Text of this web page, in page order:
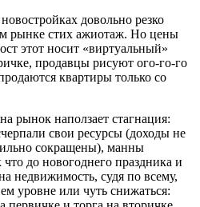
довольно резко
рынке стих ажиотаж. Но цены
этот носит «виртуальный»
продавцы рисуют ого-го-го
квартиры только со
рынок наползает стагнация:
свои ресурсы (доходы не
сокращены), манны
до новогоднего праздника и
недвижимость, судя по всему,
уровне или чуть снижаться: